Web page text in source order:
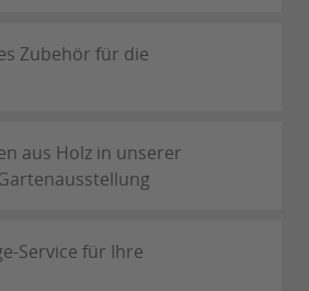
Zubehör für die
aus Holz in unserer
Service für Ihre